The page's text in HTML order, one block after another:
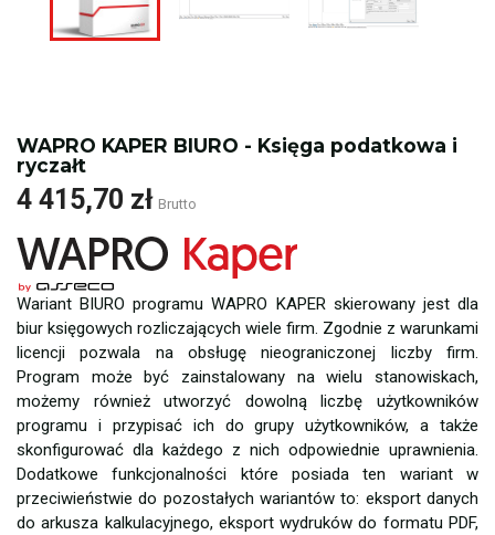
WAPRO KAPER BIURO - Księga podatkowa i
ryczałt
4 415,70 zł Brutto
Wariant BIURO programu WAPRO KAPER skierowany jest dla
biur księgowych rozliczających wiele firm. Zgodnie z warunkami
licencji pozwala na obsługę nieograniczonej liczby firm.
Program może być zainstalowany na wielu stanowiskach,
możemy również utworzyć dowolną liczbę użytkowników
programu i przypisać ich do grupy użytkowników, a także
skonfigurować dla każdego z nich odpowiednie uprawnienia.
Dodatkowe funkcjonalności które posiada ten wariant w
przeciwieństwie do pozostałych wariantów to: eksport danych
do arkusza kalkulacyjnego, eksport wydruków do formatu PDF,